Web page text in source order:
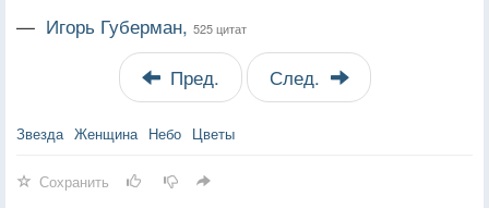
— Игорь Губерман, 525 цитат
Пред. След.
Звезда Женщина Небо Цветы
Сохранить